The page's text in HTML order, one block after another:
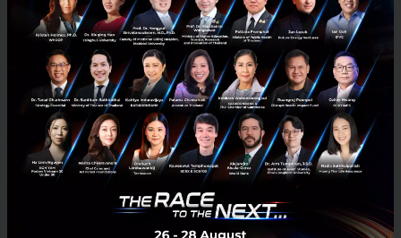
3 เรื่องที่ประเทศไทยต้อง Focus สร้างคน–นวัตกรรม–ปฏิรูป
ระบบราชการ เพื่อยกระดับขีดความสามารถประเทศ